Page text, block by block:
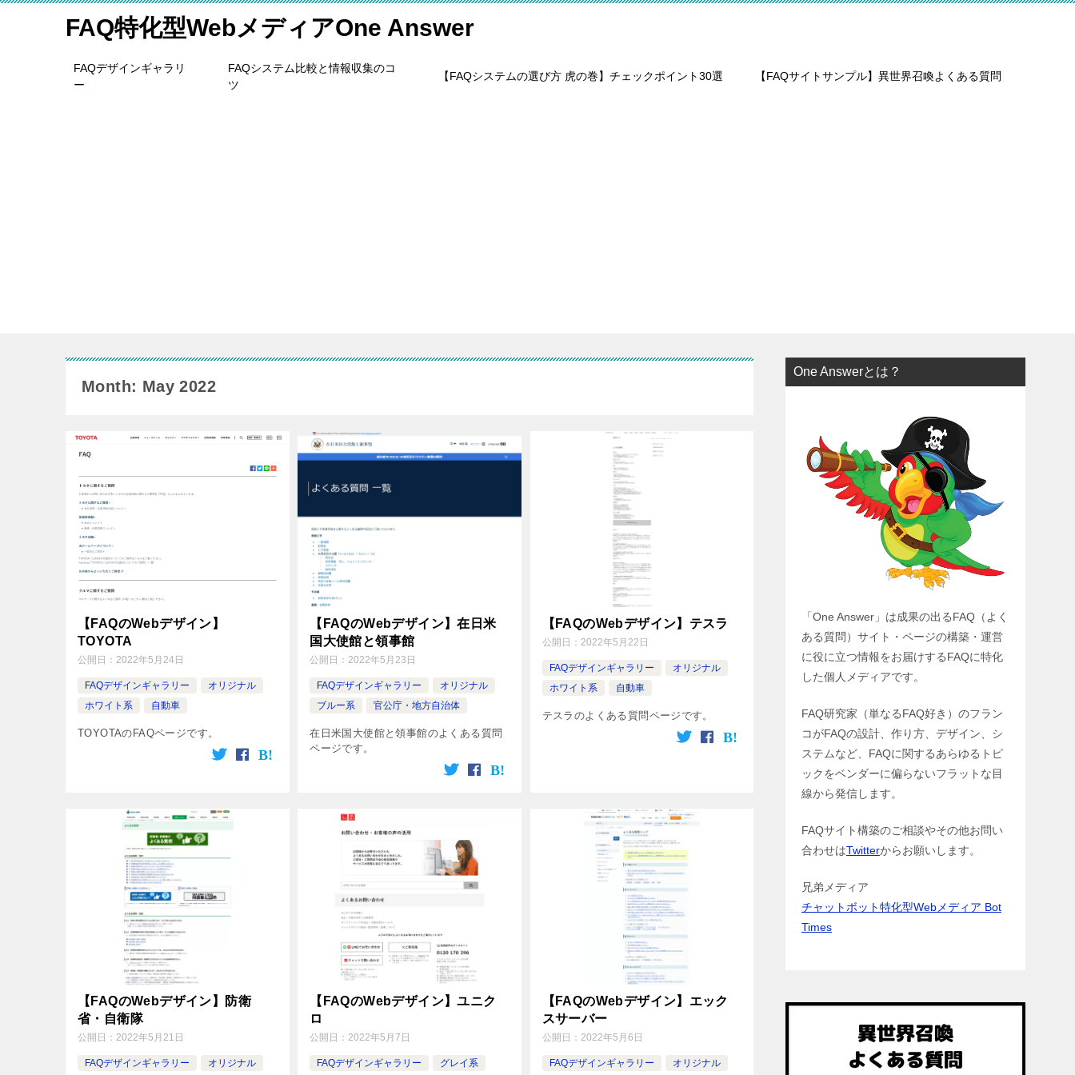
FAQ特化型WebメディアOne Answer
FAQデザインギャラリ
ー
FAQシステム比較と情報収集のコ
ツ
【FAQシステムの選び方 虎の巻】チェックポイント30選 【FAQサイトサンプル】異世界召喚よくある質問
Month: May 2022
【FAQのWebデザイン】
TOYOTA
公開日： 2022年5月24日
FAQデザインギャラリー
オリジナル
ホワイト系
自動車
TOYOTAのFAQページです。
【FAQのWebデザイン】在日米
国大使館と領事館
公開日：2022年5月23日
FAQデザインギャラリー
オリジナル
ブルー系
官公庁・地方自治体
在日米国大使館と領事館のよくある質問
ページです。
【FAQのWebデザイン】テスラ
公開日： 2022年5月22日
FAQデザインギャラリー
オリジナル
ホワイト系
自動車
テスラのよくある質問ページです。
【FAQのWebデザイン】防衛
省・自衛隊
公開日： 2022年5月21日
FAQデザインギャラリー オリジナル
【FAQのWebデザイン】ユニク
ロ
公開日：2022年5月7日
FAQデザインギャラリー グレイ系
【FAQのWebデザイン】エック
スサーバー
公開日： 2022年5月6日
FAQデザインギャラリー オリジナル
One Answerとは？
「One Answer」は成果の出るFAQ（よく
ある質問）サイト・ページの構築・運営
に役に立つ情報をお届けするFAQに特化
した個人メディアです。
FAQ研究家（単なるFAQ好き）のフラン
コがFAQの設計、作り方、デザイン、シ
ステムなど、FAQに関するあらゆるトピ
ックをベンダーに偏らないフラットな目
線から発信します。
FAQサイト構築のご相談やその他お問い
合わせはTwitterからお願いします。
兄弟メディア
チャットボット特化型Webメディア Bot
Times